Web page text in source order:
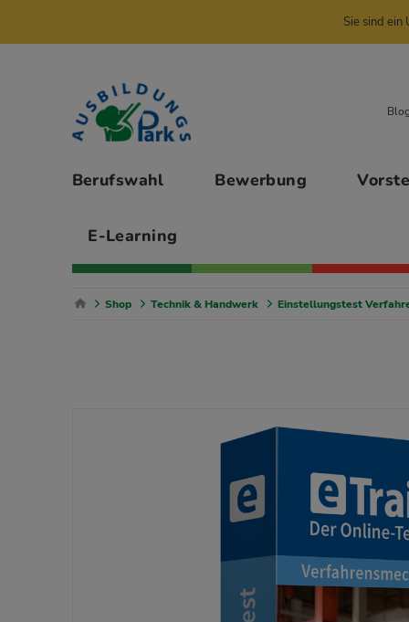
Sie sind ein
Berufswahl Bewerbung
E-Learning
Breadcrumb Navigation
Shop Technik & Handwerk Einstellungstest